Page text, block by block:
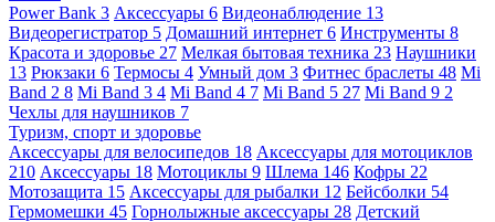
Power Bank 3 Аксессуары 6 Видеонаблюдение 13
Видеорегистратор 5 Домашний интернет 6 Инструменты 8
Красота и здоровье 27 Мелкая бытовая техника 23 Наушники
13 Рюкзаки 6 Термосы 4 Умный дом 3 Фитнес браслеты 48 Mi
Band 2 8 Mi Band 3 4 Mi Band 4 7 Mi Band 5 27 Mi Band 9 2
Чехлы для наушников 7
Туризм, спорт и здоровье
Аксессуары для велосипедов 18 Аксессуары для мотоциклов
210 Аксессуары 18 Мотоциклы 9 Шлема 146 Кофры 22
Мотозащита 15 Аксессуары для рыбалки 12 Бейсболки 54
Гермомешки 45 Горнолыжные аксессуары 28 Детский